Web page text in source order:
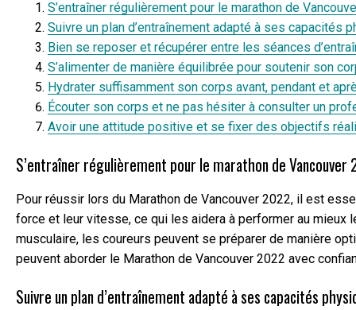
S’entraîner régulièrement pour le marathon de
Suivre un plan d’entraînement adapté à ses capacités
Bien se reposer et récupérer entre les séances
S’alimenter de manière équilibrée pour soutenir son
Hydrater suffisamment son corps avant, pendant et
Écouter son corps et ne pas hésiter à consulter un
Avoir une attitude positive et se fixer des objectifs
S’entraîner régulièrement pour le marathon de Vancouver
Pour réussir lors du Marathon de Vancouver 2022, il est
force et leur vitesse, ce qui les aidera à performer au mieux
musculaire, les coureurs peuvent se préparer de manière
peuvent aborder le Marathon de Vancouver 2022 avec
Suivre un plan d’entraînement adapté à ses capacités